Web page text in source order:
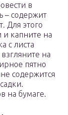
в
– содержит
Для этого
и капните на
с листа
на
пятно
содержится
на бумаге.